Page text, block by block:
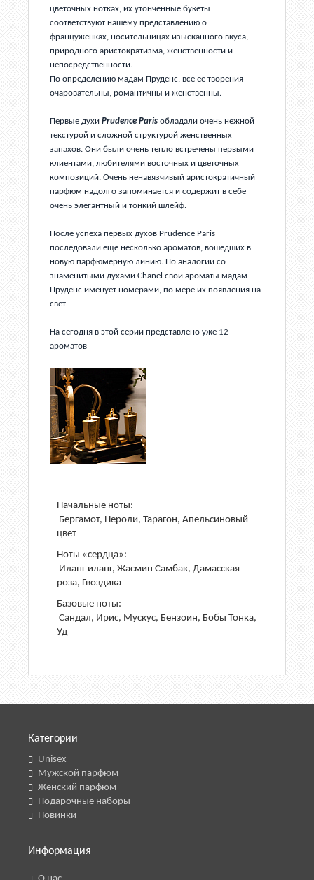
цветочных нотках, их утонченные букеты
соответствуют нашему представлению о
француженках, носительницах изысканного вкуса,
природного аристократизма, женственности и
непосредственности.
По определению мадам Пруденс, все ее творения
очаровательны, романтичны и женственны.
Первые духи Prudence Paris обладали очень нежной
текстурой и сложной структурой женственных
запахов. Они были очень тепло встречены первыми
клиентами, любителями восточных и цветочных
композиций. Очень ненавязчивый аристократичный
парфюм надолго запоминается и содержит в себе
очень элегантный и тонкий шлейф.
После успеха первых духов Prudence Paris
последовали еще несколько ароматов, вошедших в
новую парфюмерную линию. По аналогии со
знаменитыми духами Chanel свои ароматы мадам
Пруденс именует номерами, по мере их появления на
свет
На сегодня в этой серии представлено уже 12
ароматов
Начальные ноты:
Бергамот, Нероли, Тарагон, Апельсиновый
цвет
Ноты «сердца»:
Иланг иланг, Жасмин Самбак, Дамасская
роза, Гвоздика
Базовые ноты:
Сандал, Ирис, Мускус, Бензоин, Бобы Тонка,
Уд
Категории
Unisex
Мужской парфюм
Женский парфюм
Подарочные наборы
Новинки
Информация